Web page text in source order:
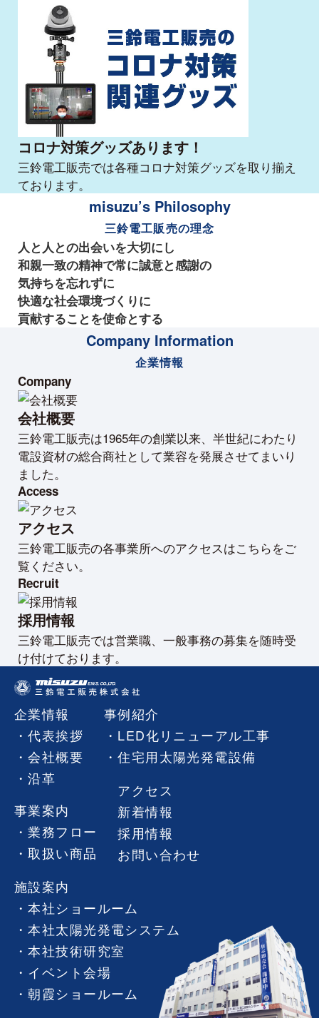
コロナ対策グッズあります！
三鈴電工販売では各種コロナ対策グッズを取り揃え
ております。
misuzu’s Philosophy
三鈴電工販売の理念
人と人との出会いを大切にし
和親一致の精神で常に誠意と感謝の
気持ちを忘れずに
快適な社会環境づくりに
貢献することを使命とする
Company Information
企業情報
Company
会社概要
三鈴電工販売は1965年の創業以来、半世紀にわたり
電設資材の総合商社として業容を発展させてまいり
ました。
Access
アクセス
三鈴電工販売の各事業所へのアクセスはこちらをご
覧ください。
Recruit
採用情報
三鈴電工販売では営業職、一般事務の募集を随時受
け付けております。
企業情報
代表挨拶
会社概要
沿革
事例紹介
LED化リニューアル工事
住宅用太陽光発電設備
事業案内
業務フロー
取扱い商品
アクセス
新着情報
採用情報
お問い合わせ
施設案内
本社ショールーム
本社太陽光発電システム
本社技術研究室
イベント会場
朝霞ショールーム